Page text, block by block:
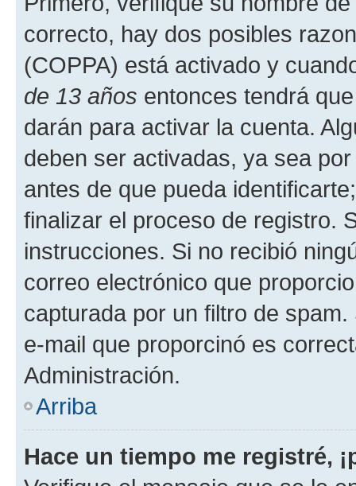
correcto, hay dos posibles
(COPPA) está activado y
de 13 años entonces tendrá
darán para activar la cuenta.
deben ser activadas, ya sea
antes de que pueda
finalizar el proceso de registro.
instrucciones. Si no recibió
correo electrónico que
capturada por un filtro de
e-mail que proporcinó es
Administración.
Arriba
Hace un tiempo me registré,